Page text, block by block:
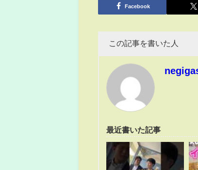
Facebook
この記事を書いた人
最近書いた記事